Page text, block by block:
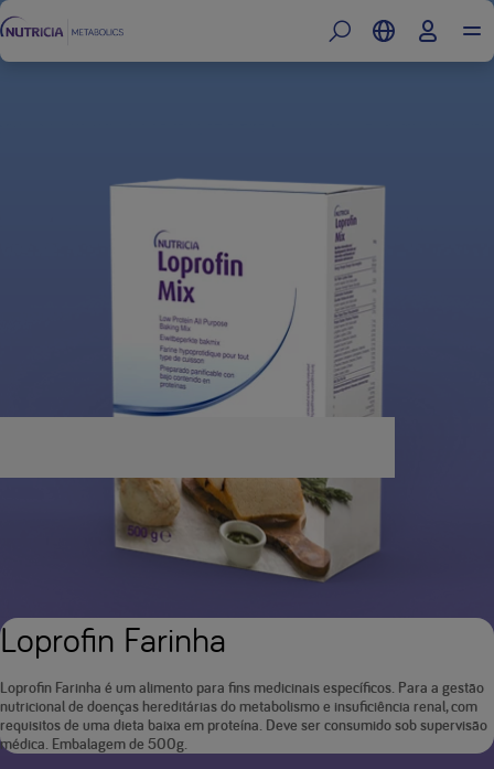
Loprofin Farinha
Loprofin Farinha é um alimento para fins medicinais específicos. Para a gestão
nutricional de doenças hereditárias do metabolismo e insuficiência renal, com
requisitos de uma dieta baixa em proteína. Deve ser consumido sob supervisão
médica. Embalagem de 500g.